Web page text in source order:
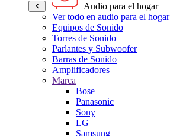
Audio para el hogar
Ver todo en audio para el hogar
Equipos de Sonido
Torres de Sonido
Parlantes y Subwoofer
Barras de Sonido
Amplificadores
Marca
Bose
Panasonic
Sony
LG
Samsung